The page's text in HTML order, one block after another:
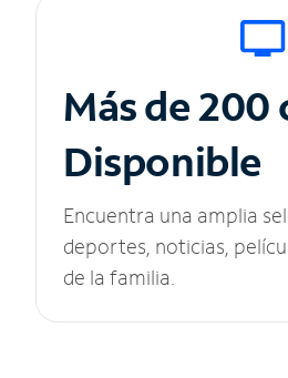
Más de 200
Disponible
Encuentra una amplia
deportes, noticias,
de la familia.